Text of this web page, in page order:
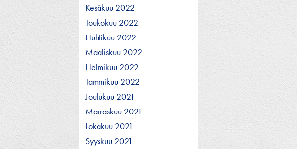
Kesäkuu 2022
Toukokuu 2022
Huhtikuu 2022
Maaliskuu 2022
Helmikuu 2022
Tammikuu 2022
Joulukuu 2021
Marraskuu 2021
Lokakuu 2021
Syyskuu 2021